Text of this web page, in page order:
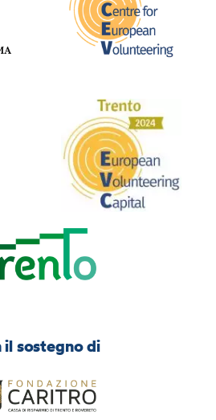
il sostegno di